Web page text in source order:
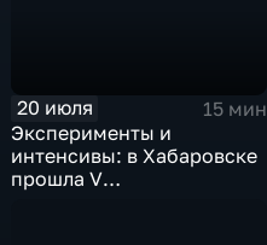
20 июля
15 мин
Эксперименты и
интенсивы: в Хабаровске
прошла V